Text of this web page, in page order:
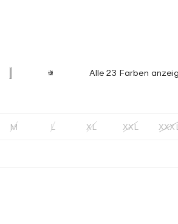
Alle 23 Farben
M L XL XXL